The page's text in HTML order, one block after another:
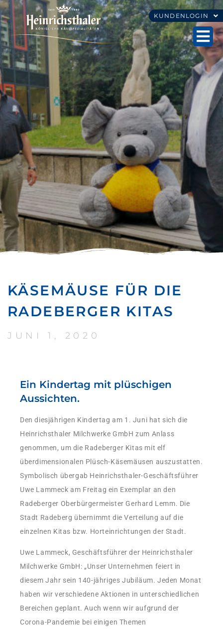
KUNDENLOGIN
KÄSEMÄUSE FÜR DIE
RADEBERGER KITAS
JUNI 1, 2020
Ein Kindertag mit plüschigen
Aussichten.
Den diesjährigen Kindertag am 1. Juni hat sich die
Heinrichsthaler Milchwerke GmbH zum Anlass
genommen, um die Radeberger Kitas mit elf
überdimensionalen Plüsch-Käsemäusen auszustatten.
Symbolisch übergab Heinrichsthaler-Geschäftsführer
Uwe Lammeck am Freitag ein Exemplar an den
Radeberger Oberbürgermeister Gerhard Lemm. Die
Stadt Radeberg übernimmt die Verteilung auf die
einzelnen Kitas bzw. Horteinrichtungen der Stadt.
Uwe Lammeck, Geschäftsführer der Heinrichsthaler
Milchwerke GmbH: „Unser Unternehmen feiert in
diesem Jahr sein 140-jähriges Jubiläum. Jeden Monat
haben wir verschiedene Aktionen in unterschiedlichen
Bereichen geplant. Auch wenn wir aufgrund der
Corona-Pandemie bei einigen Themen